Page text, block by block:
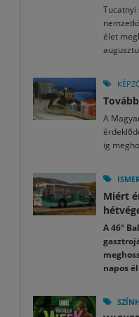
Tucatnyi
élet
A
ig
Miért
A 46°
napos